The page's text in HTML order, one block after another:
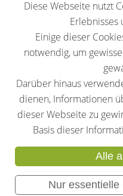
info@ias-induction.com
Allgemeine
Verhaltenskodex
Impressum
Diese Webseite nutzt
Erlebnisses
Einige dieser
notwendig, um
Darüber hinaus
dienen, Informationen
dieser Webseite zu
Basis dieser
Alle
Nur